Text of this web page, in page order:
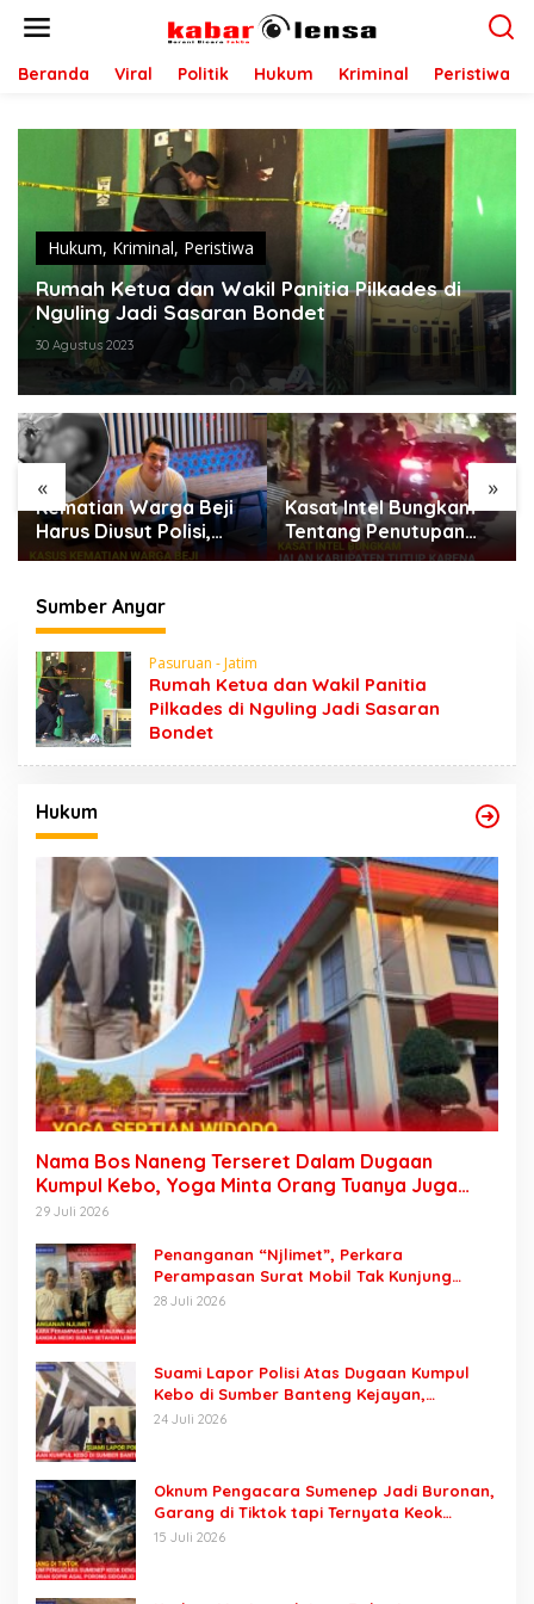
Beranda Viral Politik Hukum Kriminal Peristiwa
Hukum, Kriminal, Peristiwa
Rumah Ketua dan Wakil Panitia Pilkades di
Nguling Jadi Sasaran Bondet
30 Agustus 2023
« »
Kasat Intel Bungkam
Tentang Penutupan
Jalan Karena Horeg di
Nama Bos Naneng
Terseret Dalam
Dugaan Kumpul Kebo,
Sumber Anyar
Pasuruan - Jatim
Rumah Ketua dan Wakil Panitia
Pilkades di Nguling Jadi Sasaran
Bondet
Hukum
Nama Bos Naneng Terseret Dalam Dugaan
Kumpul Kebo, Yoga Minta Orang Tuanya Juga
Dipanggil Polisi
29 Juli 2026
Penanganan “Njlimet”, Perkara
Perampasan Surat Mobil Tak Kunjung
Tersangka Padahal Setahun di Polres
28 Juli 2026
Suami Lapor Polisi Atas Dugaan Kumpul
Kebo di Sumber Banteng Kejayan,
Keluarga Minta Segera Ditangkap
24 Juli 2026
Oknum Pengacara Sumenep Jadi Buronan,
Garang di Tiktok tapi Ternyata Keok
Dengan Laporan Seorang Sopir
15 Juli 2026